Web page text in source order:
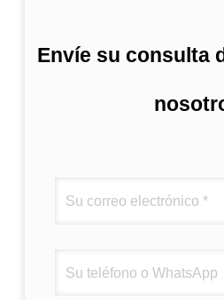
Envíe su consulta